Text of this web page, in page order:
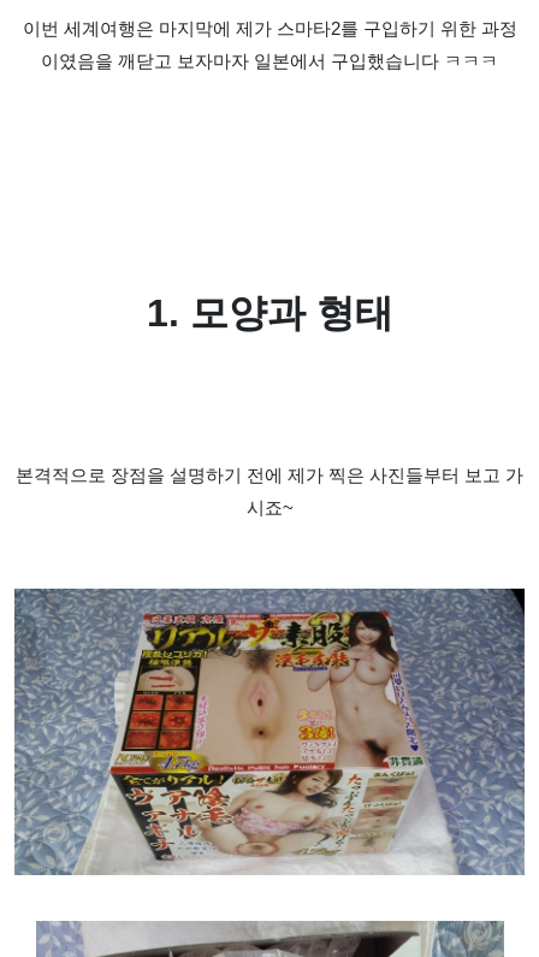
이번 세계여행은 마지막에 제가 스마타2를 구입하기 위한 과정
이였음을 깨닫고 보자마자 일본에서 구입했습니다 ㅋㅋㅋ
1. 모양과 형태
본격적으로 장점을 설명하기 전에 제가 찍은 사진들부터 보고 가
시죠~